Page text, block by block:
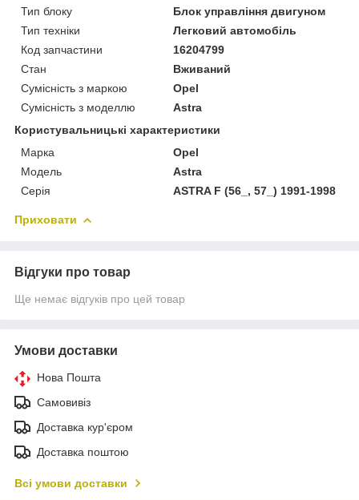
Тип блоку
Блок управління двигуном
Тип техніки
Легковий автомобіль
Код запчастини
16204799
Стан
Вживаний
Сумісність з маркою
Opel
Сумісність з моделлю
Astra
Користувальницькі характеристики
Марка
Opel
Модель
Astra
Серія
ASTRA F (56_, 57_) 1991-1998
Приховати
Відгуки про товар
Ще немає відгуків про цей товар
Умови доставки
Нова Пошта
Самовивіз
Доставка кур'єром
Доставка поштою
Всі умови доставки